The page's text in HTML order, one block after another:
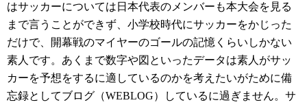
はサッカーについては日本代表のメンバーも本大会を見る
まで言うことができず、小学校時代にサッカーをかじった
だけで、開幕戦のマイヤーのゴールの記憶くらいしかない
素人です。あくまで数字や図といったデータは素人がサッ
カーを予想をするに適しているのかを考えたいがために備
忘録としてブログ（WEBLOG）しているに過ぎません。サ